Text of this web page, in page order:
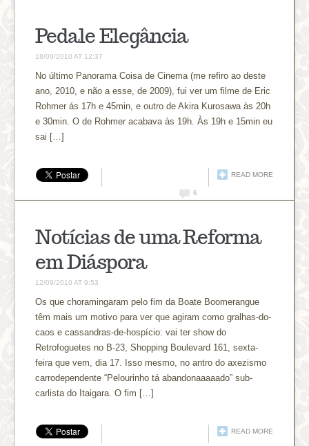
Pedale Elegância
18/09/2010 AT 12:37
No último Panorama Coisa de Cinema (me refiro ao deste
ano, 2010, e não a esse, de 2009), fui ver um filme de Eric
Rohmer ás 17h e 45min, e outro de Akira Kurosawa às 20h
e 30min. O de Rohmer acabava às 19h. Às 19h e 15min eu
sai […]
READ MORE
6
Notícias de uma Reforma
em Diáspora
12/09/2010 AT 9:53
Os que choramingaram pelo fim da Boate Boomerangue
têm mais um motivo para ver que agiram como gralhas-do-
caos e cassandras-de-hospício: vai ter show do
Retrofoguetes no B-23, Shopping Boulevard 161, sexta-
feira que vem, dia 17. Isso mesmo, no antro do axezismo
carrodependente “Pelourinho tá abandonaaaaado” sub-
carlista do Itaigara. O fim […]
READ MORE